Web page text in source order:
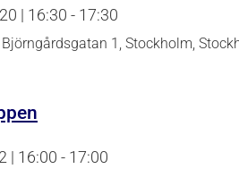
| 16:30 - 17:30
Björngårdsgatan 1, Stockholm,
| 16:00 - 17:00